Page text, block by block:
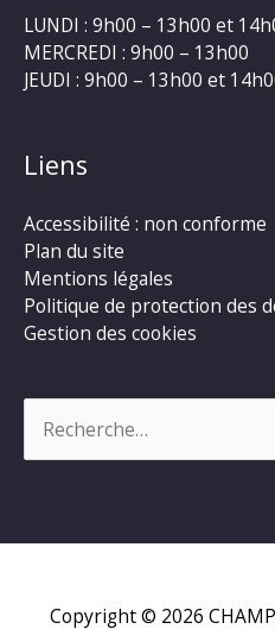
LUNDI : 9h00 – 13h00 et
MERCREDI : 9h00 – 13h00
JEUDI : 9h00 – 13h00 et
Liens
Accessibilité : non conforme
Plan du site
Mentions légales
Politique de protection des
Gestion des cookies
Copyright © 2026